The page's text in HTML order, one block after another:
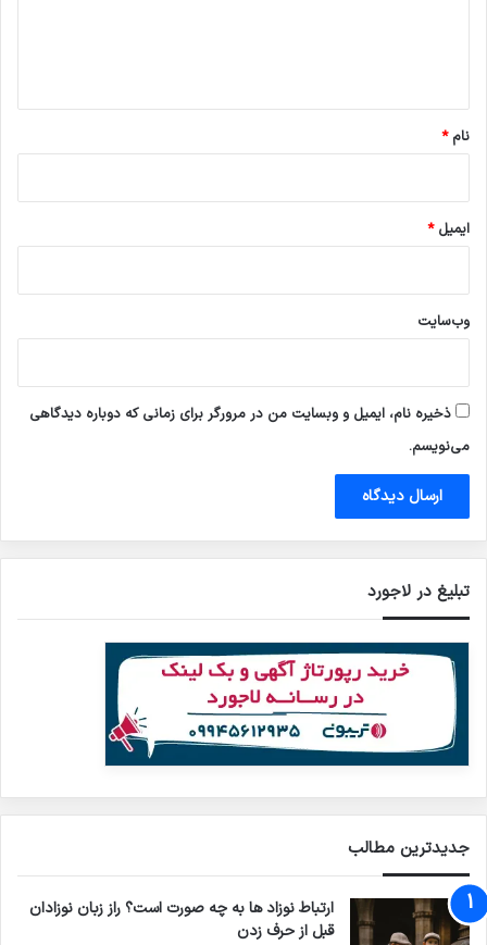
نام*
ایمیل*
وب‌سایت
ذخیره نام، ایمیل و وبسایت من در مرورگر برای زمانی که دوباره دیدگاهی
می‌نویسم.
تبلیغ در لاجورد
جدیدترین مطالب
ارتباط نوزاد ها به چه صورت است؟ راز زبان نوزادان
قبل از حرف زدن